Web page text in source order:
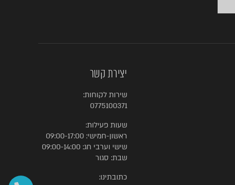
יצירת קשר
שירות לקוחות:
0775100371
שעות פעילות:
ראשון-חמישי: 09:00-17:00
שישי וערבי חג: 09:00-14:00
שבת: סגור
כתובתינו: